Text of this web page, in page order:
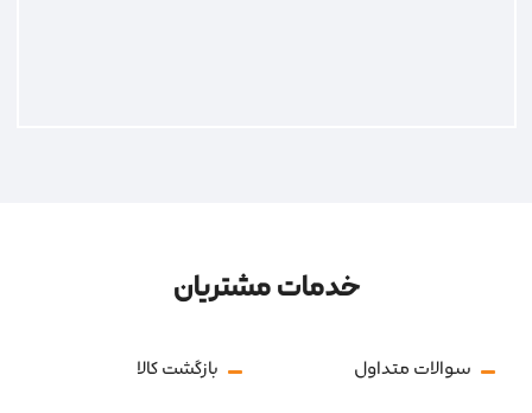
خدمات مشتریان
سوالات متداول بازگشت کالا